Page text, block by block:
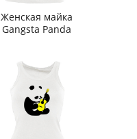
Женская майка
Gangsta Panda